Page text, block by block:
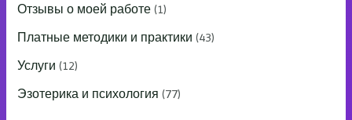
Отзывы о моей работе (1)
Платные методики и практики (43)
Услуги (12)
Эзотерика и психология (77)